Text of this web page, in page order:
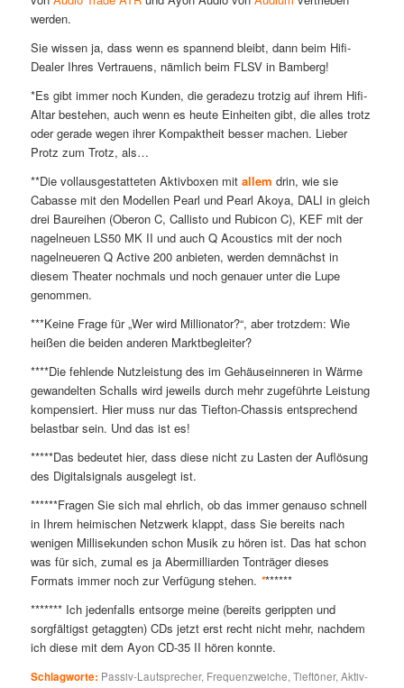
werden.
Sie wissen ja, dass wenn es spannend bleibt, dann beim Hifi-
Dealer Ihres Vertrauens, nämlich beim FLSV in Bamberg!
*Es gibt immer noch Kunden, die geradezu trotzig auf ihrem Hifi-
Altar bestehen, auch wenn es heute Einheiten gibt, die alles trotz
oder gerade wegen ihrer Kompaktheit besser machen. Lieber
Protz zum Trotz, als…
**Die vollausgestatteten Aktivboxen mit allem drin, wie sie
Cabasse mit den Modellen Pearl und Pearl Akoya, DALI in gleich
drei Baureihen (Oberon C, Callisto und Rubicon C), KEF mit der
nagelneuen LS50 MK II und auch Q Acoustics mit der noch
nagelneueren Q Active 200 anbieten, werden demnächst in
diesem Theater nochmals und noch genauer unter die Lupe
genommen.
***Keine Frage für „Wer wird Millionator?“, aber trotzdem: Wie
heißen die beiden anderen Marktbegleiter?
****Die fehlende Nutzleistung des im Gehäuseinneren in Wärme
gewandelten Schalls wird jeweils durch mehr zugeführte Leistung
kompensiert. Hier muss nur das Tiefton-Chassis entsprechend
belastbar sein. Und das ist es!
*****Das bedeutet hier, dass diese nicht zu Lasten der Auflösung
des Digitalsignals ausgelegt ist.
******Fragen Sie sich mal ehrlich, ob das immer genauso schnell
in Ihrem heimischen Netzwerk klappt, dass Sie bereits nach
wenigen Millisekunden schon Musik zu hören ist. Das hat schon
was für sich, zumal es ja Abermilliarden Tonträger dieses
Formats immer noch zur Verfügung stehen. *******
******* Ich jedenfalls entsorge meine (bereits gerippten und
sorgfältigst getaggten) CDs jetzt erst recht nicht mehr, nachdem
ich diese mit dem Ayon CD-35 II hören konnte.
Schlagworte: Passiv-Lautsprecher, Frequenzweiche, Tieftöner, Aktiv-